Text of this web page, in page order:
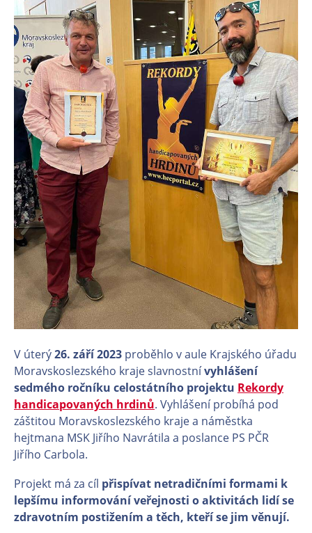
V úterý26. září 2023 proběhlo v aule Krajského úřadu
Moravskoslezského kraje slavnostnívyhlášení
sedmého ročníku celostátního projektu Rekordy
handicapovaných hrdinů. Vyhlášení probíhá pod
záštitou Moravskoslezského kraje a náměstka
hejtmana MSK Jiřího Navrátila a poslance PS PČR
Jiřího Carbola.
Projekt má za cíl přispívat netradičními formami k
lepšímu informování veřejnosti o aktivitách lidí se
zdravotním postižením a těch, kteří se jim věnují.